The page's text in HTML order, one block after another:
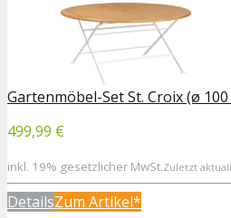
Gartenmöbel-Set St. Croix (ø
499,99 €
inkl. 19% gesetzlicher MwSt.Zuletzt
DetailsZum Artikel*